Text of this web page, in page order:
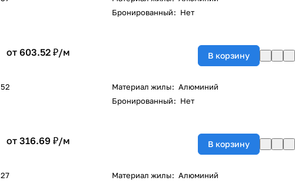
Бронированный: Нет
от 603.52 ₽/м В корзину
52 Материал жилы: Алюминий
Бронированный: Нет
от 316.69 ₽/м В корзину
27 Материал жилы: Алюминий